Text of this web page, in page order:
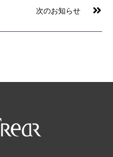
次のお知らせ